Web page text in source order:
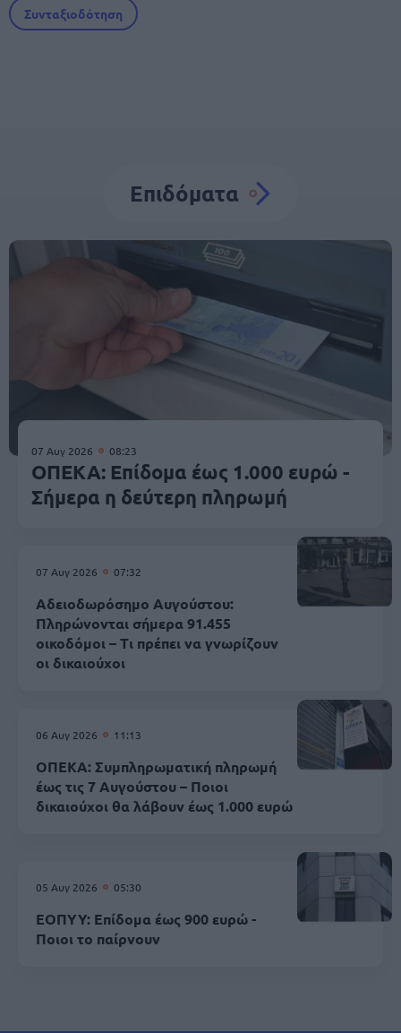
Συνταξιοδότηση
Επιδόματα
07 Αυγ 2026 08:23
ΟΠΕΚΑ: Επίδομα έως 1.000 ευρώ -
Σήμερα η δεύτερη πληρωμή
07 Αυγ 2026 07:32
Αδειοδωρόσημο Αυγούστου:
Πληρώνονται σήμερα 91.455
οικοδόμοι – Τι πρέπει να γνωρίζουν
οι δικαιούχοι
06 Αυγ 2026 11:13
ΟΠΕΚΑ: Συμπληρωματική πληρωμή
έως τις 7 Αυγούστου – Ποιοι
δικαιούχοι θα λάβουν έως 1.000 ευρώ
05 Αυγ 2026 05:30
ΕΟΠΥΥ: Επίδομα έως 900 ευρώ -
Ποιοι το παίρνουν